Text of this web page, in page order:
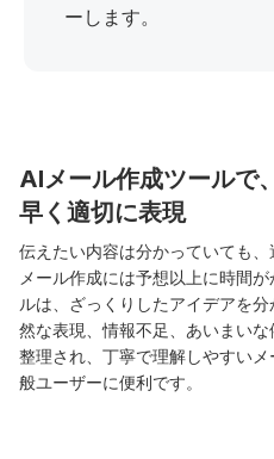
ーします。
AIメール作成ツールで
早く適切に表現
伝えたい内容は分かっていても、
メール作成には予想以上に時間
ルは、ざっくりしたアイデアを
然な表現、情報不足、あいまいな
整理され、丁寧で理解しやすい
般ユーザーに便利です。